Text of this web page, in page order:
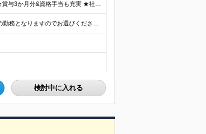
＼家賃補助あり！頑張りは能力給と成果給で給与に還元！／ ★賞与3か月分&資格手当も充実 ★社宅制度あり（当社契約の賃貸住宅の場合は家賃を50％負担／最大5万円） ※社宅制度をご利用される場合は、礼金
《100％自社内勤務／リモートワークもOK》 下記いずれかでの勤務となりますのでお選びください（ご希望に沿わない配属はありません） ■東京本社／東京都台東区浅草橋5-5-5 キムラビル4F ■広島オ
検討中に入れる